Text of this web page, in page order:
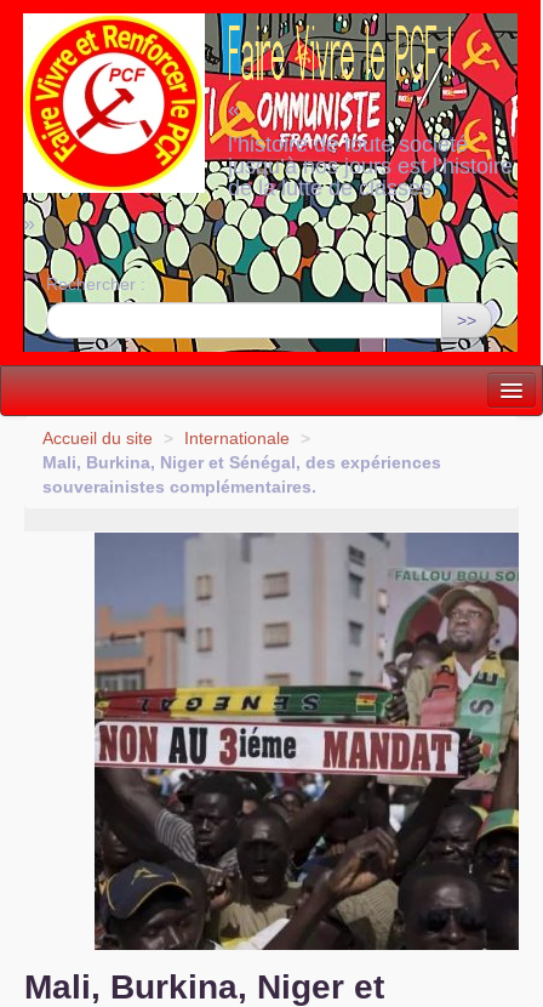
«
l’histoire de toute société
jusqu’à nos jours est l’histoire
de la lutte de classes
»
Rechercher :
>>
Vie politique
Lutter, Unir...
Comprendre...
Vie du site
Accueil du site > Internationale
>
Mali, Burkina, Niger et Sénégal, des expériences
souverainistes complémentaires.
Mali, Burkina, Niger et